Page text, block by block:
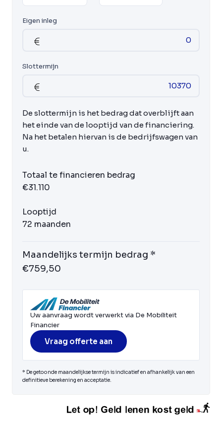
Eigen inleg
Slottermijn
De slottermijn is het bedrag dat overblijft aan
het einde van de looptijd van de financiering.
Na het betalen hiervan is de bedrijfswagen van
u.
Totaal te financieren bedrag
€31.110
Looptijd
72 maanden
Maandelijks termijn bedrag *
€759,50
Uw aanvraag wordt verwerkt via De Mobiliteit
Financier
Vraag offerte aan
* De getoonde maandelijkse termijn is indicatief en afhankelijk van een
definitieve berekening en acceptatie.